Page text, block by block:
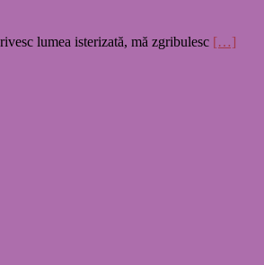
lumea isterizată, mă zgribulesc […]